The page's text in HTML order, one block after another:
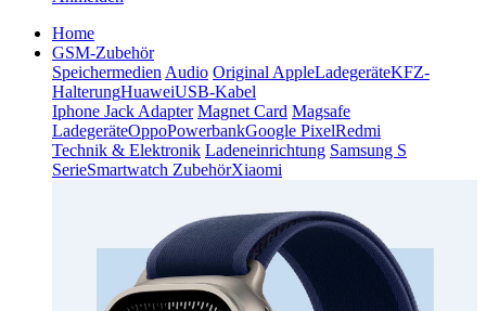
Home
GSM-Zubehör
Speichermedien Audio Original AppleLadegeräteKFZ-
HalterungHuaweiUSB-Kabel
Iphone Jack Adapter Magnet Card Magsafe
LadegeräteOppoPowerbankGoogle PixelRedmi
Technik & Elektronik Ladeneinrichtung Samsung S
SerieSmartwatch ZubehörXiaomi